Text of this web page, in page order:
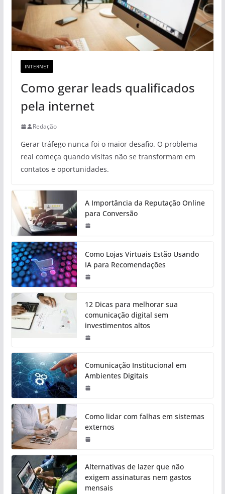
INTERNET
Como gerar leads qualificados
pela internet
Redação
Gerar tráfego nunca foi o maior desafio. O problema
real começa quando visitas não se transformam em
contatos e oportunidades.
A Importância da Reputação Online
para Conversão
Como Lojas Virtuais Estão Usando
IA para Recomendações
12 Dicas para melhorar sua
comunicação digital sem
investimentos altos
Comunicação Institucional em
Ambientes Digitais
Como lidar com falhas em sistemas
externos
Alternativas de lazer que não
exigem assinaturas nem gastos
mensais